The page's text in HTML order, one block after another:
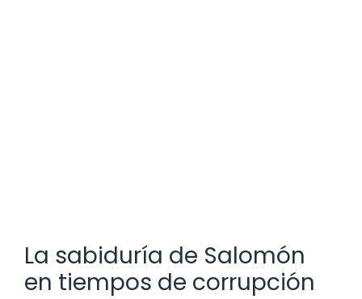
La sabiduría de Salomón
en tiempos de corrupción